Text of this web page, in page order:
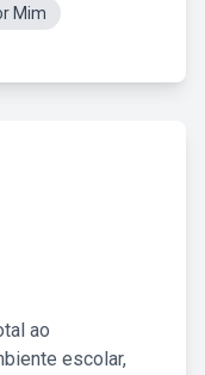
Mim
ao
escolar,